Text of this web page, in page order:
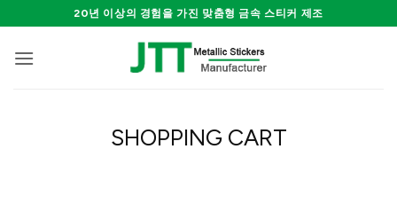
to
content
20년 이상의 경험을 가진 맞춤형 금속 스티커 제조
SHOPPING CART